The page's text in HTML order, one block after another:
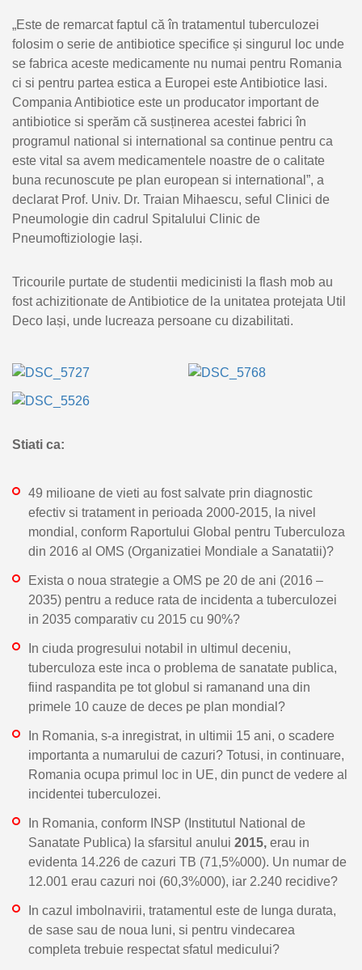
„Este de remarcat faptul că în tratamentul tuberculozei
folosim o serie de antibiotice specifice și singurul loc unde
se fabrica aceste medicamente nu numai pentru Romania
ci si pentru partea estica a Europei este Antibiotice Iasi.
Compania Antibiotice este un producator important de
antibiotice si sperăm că susținerea acestei fabrici în
programul national si international sa continue pentru ca
este vital sa avem medicamentele noastre de o calitate
buna recunoscute pe plan european si international”, a
declarat Prof. Univ. Dr. Traian Mihaescu, seful Clinici de
Pneumologie din cadrul Spitalului Clinic de
Pneumoftiziologie Iași.
Tricourile purtate de studentii medicinisti la flash mob au
fost achizitionate de Antibiotice de la unitatea protejata Util
Deco Iași, unde lucreaza persoane cu dizabilitati.
Stiati ca:
49 milioane de vieti au fost salvate prin diagnostic
efectiv si tratament in perioada 2000-2015, la nivel
mondial, conform Raportului Global pentru Tuberculoza
din 2016 al OMS (Organizatiei Mondiale a Sanatatii)?
Exista o noua strategie a OMS pe 20 de ani (2016 –
2035) pentru a reduce rata de incidenta a tuberculozei
in 2035 comparativ cu 2015 cu 90%?
In ciuda progresului notabil in ultimul deceniu,
tuberculoza este inca o problema de sanatate publica,
fiind raspandita pe tot globul si ramanand una din
primele 10 cauze de deces pe plan mondial?
In Romania, s-a inregistrat, in ultimii 15 ani, o scadere
importanta a numarului de cazuri? Totusi, in continuare,
Romania ocupa primul loc in UE, din punct de vedere al
incidentei tuberculozei.
In Romania, conform INSP (Institutul National de
Sanatate Publica) la sfarsitul anului 2015, erau in
evidenta 14.226 de cazuri TB (71,5%000). Un numar de
12.001 erau cazuri noi (60,3%000), iar 2.240 recidive?
In cazul imbolnavirii, tratamentul este de lunga durata,
de sase sau de noua luni, si pentru vindecarea
completa trebuie respectat sfatul medicului?